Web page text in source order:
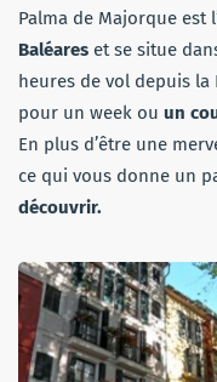
Palma de Majorque est
Baléares et se situe
heures de vol depuis la
pour un week ou un
En plus d’être une
ce qui vous donne un
découvrir.